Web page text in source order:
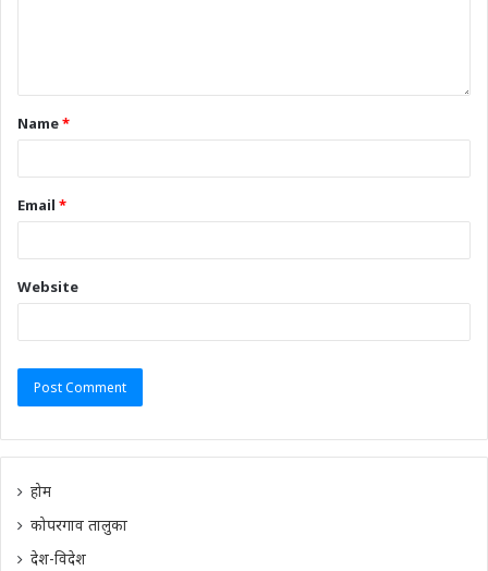
Name*
Email *
Website
होम
कोपरगाव तालुका
देश-विदेश